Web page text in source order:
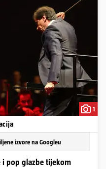
1
izvore na Googleu
i pop glazbe tijekom